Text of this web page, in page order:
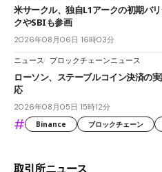
米サークル、独自L1アークの初期
クやSBIも参画
2026年08月06日 16時03分
ニュース ブロックチェーンニュース
ローソン、ステーブルコイン決済の
応
2026年08月05日 15時12分
# Binance ブロックチェーン
取引所ニュース